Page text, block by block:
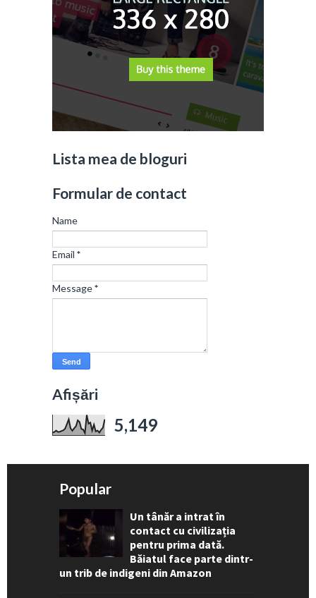
Lista mea de bloguri
Formular de contact
Name
Email *
Message*
Afișări
5,149
Popular
Un tânăr a intrat în
contact cu civilizația
pentru prima dată.
Băiatul face parte dintr-
un trib de indigeni din Amazon